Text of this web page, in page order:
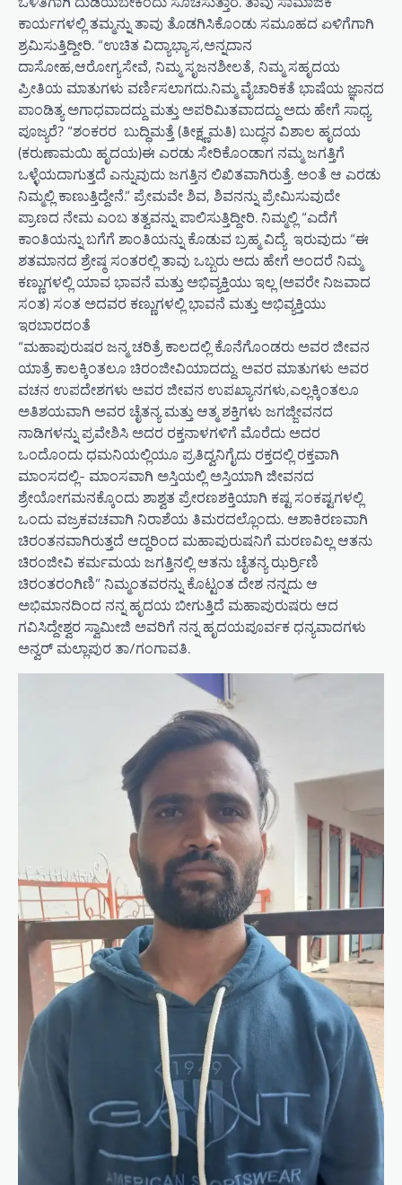
ಕಾರ್ಯಗಳಲ್ಲಿ ತಮ್ಮನ್ನು ತಾವು ತೊಡಗಿಸಿಕೊಂಡು ಸಮೂಹದ ಏಳಿಗೆಗಾಗಿ
ಶ್ರಮಿಸುತ್ತಿದ್ದೀರಿ. “ಉಚಿತ ವಿದ್ಯಾಭ್ಯಾಸ,ಅನ್ನದಾನ
ದಾಸೋಹ,ಆರೋಗ್ಯಸೇವೆ, ನಿಮ್ಮ ಸೃಜನಶೀಲತೆ, ನಿಮ್ಮ ಸಹೃದಯ
ಪ್ರೀತಿಯ ಮಾತುಗಳು ವರ್ಣಿಸಲಾಗದು.ನಿಮ್ಮ ವೈಚಾರಿಕತೆ ಭಾಷೆಯ ಜ್ಞಾನದ
ಪಾಂಡಿತ್ಯ ಅಗಾಧವಾದದ್ದು ಮತ್ತು ಅಪರಿಮಿತವಾದದ್ದು ಅದು ಹೇಗೆ ಸಾಧ್ಯ
ಪೂಜ್ಯರೆ? “ಶಂಕರರ ಬುದ್ಧಿಮತ್ತೆ (ತೀಕ್ಷ್ಣಮತಿ) ಬುದ್ಧನ ವಿಶಾಲ ಹೃದಯ
(ಕರುಣಾಮಯಿ ಹೃದಯ)ಈ ಎರಡು ಸೇರಿಕೊಂಡಾಗ ನಮ್ಮ ಜಗತ್ತಿಗೆ
ಒಳ್ಳೆಯದಾಗುತ್ತದೆ ಎನ್ನುವುದು ಜಗತ್ತಿನ ಲಿಖಿತವಾಗಿರುತ್ತೆ. ಅಂತೆ ಆ ಎರಡು
ನಿಮ್ಮಲ್ಲಿ ಕಾಣುತ್ತಿದ್ದೇನೆ.” ಪ್ರೇಮವೇ ಶಿವ, ಶಿವನನ್ನು ಪ್ರೇಮಿಸುವುದೇ
ಪ್ರಾಣದ ನೇಮ ಎಂಬ ತತ್ವವನ್ನು ಪಾಲಿಸುತ್ತಿದ್ದೀರಿ. ನಿಮ್ಮಲ್ಲಿ “ಎದೆಗೆ
ಕಾಂತಿಯನ್ನು ಬಗೆಗೆ ಶಾಂತಿಯನ್ನು ಕೊಡುವ ಬ್ರಹ್ಮ ವಿದ್ಯೆ ಇರುವುದು “ಈ
ಶತಮಾನದ ಶ್ರೇಷ್ಠ ಸಂತರಲ್ಲಿ ತಾವು ಒಬ್ಬರು ಅದು ಹೇಗೆ ಅಂದರೆ ನಿಮ್ಮ
ಕಣ್ಣುಗಳಲ್ಲಿ ಯಾವ ಭಾವನೆ ಮತ್ತು ಅಭಿವ್ಯಕ್ತಿಯು ಇಲ್ಲ (ಅವರೇ ನಿಜವಾದ
ಸಂತ) ಸಂತ ಅದವರ ಕಣ್ಣುಗಳಲ್ಲಿ ಭಾವನೆ ಮತ್ತು ಅಭಿವ್ಯಕ್ತಿಯು
ಇರಬಾರದಂತೆ
“ಮಹಾಪುರುಷರ ಜನ್ಮ ಚರಿತ್ರೆ ಕಾಲದಲ್ಲಿ ಕೊನೆಗೊಂಡರು ಅವರ ಜೀವನ
ಯಾತ್ರೆ ಕಾಲಕ್ಕಿಂತಲೂ ಚಿರಂಜೀವಿಯಾದದ್ದು. ಅವರ ಮಾತುಗಳು ಅವರ
ವಚನ ಉಪದೇಶಗಳು ಅವರ ಜೀವನ ಉಪಖ್ಯಾನಗಳು,ಎಲ್ಲಕ್ಕಿಂತಲೂ
ಅತಿಶಯವಾಗಿ ಅವರ ಚೈತನ್ಯ ಮತ್ತು ಆತ್ಮ ಶಕ್ತಿಗಳು ಜಗಜ್ಜೀವನದ
ನಾಡಿಗಳನ್ನು ಪ್ರವೇಶಿಸಿ ಅದರ ರಕ್ತನಾಳಗಳಿಗೆ ಮೊರೆದು ಅದರ
ಒಂದೊಂದು ಧಮನಿಯಲ್ಲಿಯೂ ಪ್ರತಿದ್ವನಿಗೈದು ರಕ್ತದಲ್ಲಿ ರಕ್ತವಾಗಿ
ಮಾಂಸದಲ್ಲಿ- ಮಾಂಸವಾಗಿ ಅಸ್ತಿಯಲ್ಲಿ ಅಸ್ತಿಯಾಗಿ ಜೀವನದ
ಶ್ರೇಯೋಗಮನಕ್ಕೊಂದು ಶಾಶ್ವತ ಪ್ರೇರಣಶಕ್ತಿಯಾಗಿ ಕಷ್ಟ ಸಂಕಷ್ಟಗಳಲ್ಲಿ
ಒಂದು ವಜ್ರಕವಚವಾಗಿ ನಿರಾಶೆಯ ತಿಮರದಲ್ಲೊಂದು. ಆಶಾಕಿರಣವಾಗಿ
ಚಿರಂತನವಾಗಿರುತ್ತದೆ ಆದ್ದರಿಂದ ಮಹಾಪುರುಷನಿಗೆ ಮರಣವಿಲ್ಲ ಆತನು
ಚಿರಂಜೀವಿ ಕರ್ಮಮಯ ಜಗತ್ತಿನಲ್ಲಿ ಆತನು ಚೈತನ್ಯ ಝರ್ರ್ರಿಣಿ
ಚಿರಂತರಂಗಿಣಿ” ನಿಮ್ಮಂತವರನ್ನು ಕೊಟ್ಟಂತ ದೇಶ ನನ್ನದು ಆ
ಅಭಿಮಾನದಿಂದ ನನ್ನ ಹೃದಯ ಬೀಗುತ್ತಿದೆ ಮಹಾಪುರುಷರು ಆದ
ಗವಿಸಿದ್ದೇಶ್ವರ ಸ್ವಾಮೀಜಿ ಅವರಿಗೆ ನನ್ನ ಹೃದಯಪೂರ್ವಕ ಧನ್ಯವಾದಗಳು
ಅನ್ವರ್ ಮಲ್ಲಾಪುರ ತಾ/ಗಂಗಾವತಿ.